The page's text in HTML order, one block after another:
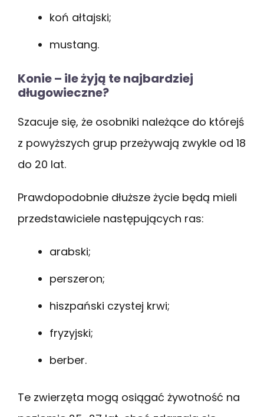
koń ałtajski;
mustang.
Konie – ile żyją te najbardziej
długowieczne?
Szacuje się, że osobniki należące do którejś
z powyższych grup przeżywają zwykle od 18
do 20 lat.
Prawdopodobnie dłuższe życie będą mieli
przedstawiciele następujących ras:
arabski;
perszeron;
hiszpański czystej krwi;
fryzyjski;
berber.
Te zwierzęta mogą osiągać żywotność na